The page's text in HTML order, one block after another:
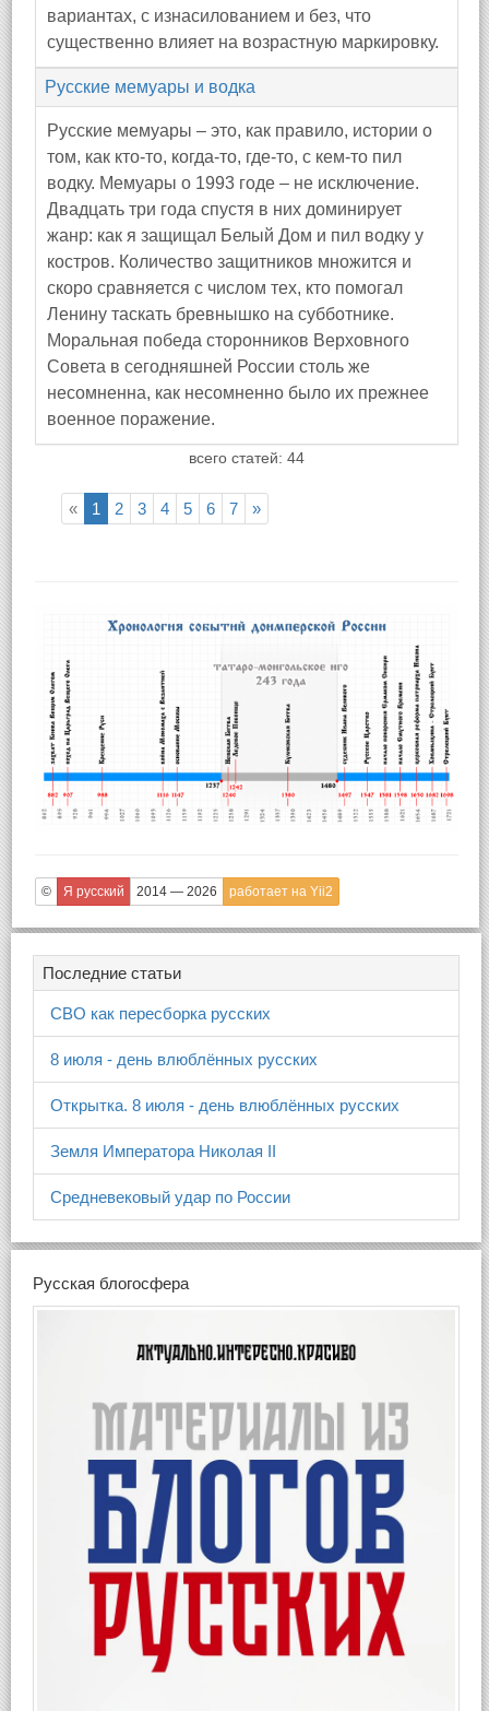
вариантах, с изнасилованием и без, что
существенно влияет на возрастную маркировку.
Русские мемуары и водка
Русские мемуары – это, как правило, истории о
том, как кто-то, когда-то, где-то, с кем-то пил
водку. Мемуары о 1993 годе – не исключение.
Двадцать три года спустя в них доминирует
жанр: как я защищал Белый Дом и пил водку у
костров. Количество защитников множится и
скоро сравняется с числом тех, кто помогал
Ленину таскать бревнышко на субботнике.
Моральная победа сторонников Верховного
Совета в сегодняшней России столь же
несомненна, как несомненно было их прежнее
военное поражение.
всего статей: 44
« 1 2 3 4 5 6 7 »
© Я русский 2014 — 2026 работает на Yii2
Последние статьи
СВО как пересборка русских
8 июля - день влюблённых русских
Открытка. 8 июля - день влюблённых русских
Земля Императора Николая II
Средневековый удар по России
Русская блогосфера